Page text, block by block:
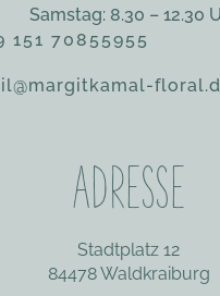
Samstag: 8.30 – 12.30
151 70855955
ADRESSE
Stadtplatz 12
84478 Waldkraiburg‎